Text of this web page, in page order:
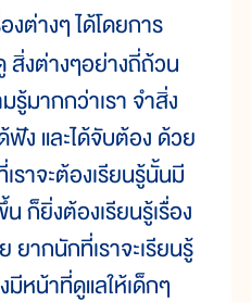
งต่างๆ ได้โดยการ
งต่างๆอย่างถี่ถ้วน
มากกว่าเรา จำสิ่ง
ฟัง และได้จับต้อง ด้วย
ราจะต้องเรียนรู้นั้นมี
ก็ยิ่งต้องเรียนรู้เรื่อง
ยากนักที่เราจะเรียนรู้
มีหน้าที่ดูแลให้เด็กๆ